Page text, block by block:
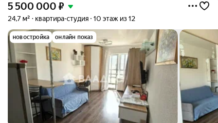
5 500 000 ₽
24,7 м² квартира-студия 10 этаж из 12
новостройка онлайн показ